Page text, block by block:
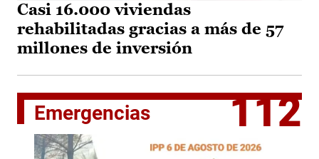
Casi 16.000 viviendas
rehabilitadas gracias a más de 57
millones de inversión
Emergencias 112